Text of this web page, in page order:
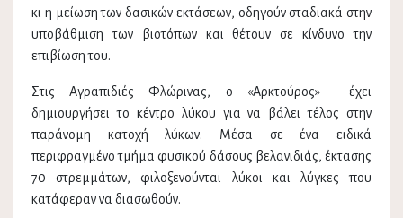
κι η μείωση των δασικών εκτάσεων, οδηγούν σταδιακά στην
υποβάθμιση των βιοτόπων και θέτουν σε κίνδυνο την
επιβίωση του.
Στις Αγραπιδιές Φλώρινας, ο «Αρκτούρος» έχει
δημιουργήσει το κέντρο λύκου για να βάλει τέλος στην
παράνομη κατοχή λύκων. Μέσα σε ένα ειδικά
περιφραγμένο τμήμα φυσικού δάσους βελανιδιάς, έκτασης
70 στρεμμάτων, φιλοξενούνται λύκοι και λύγκες που
κατάφεραν να διασωθούν.